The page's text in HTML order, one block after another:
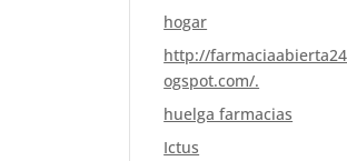
hogar
http://
ogspot.com/.
huelga farmacias
Ictus